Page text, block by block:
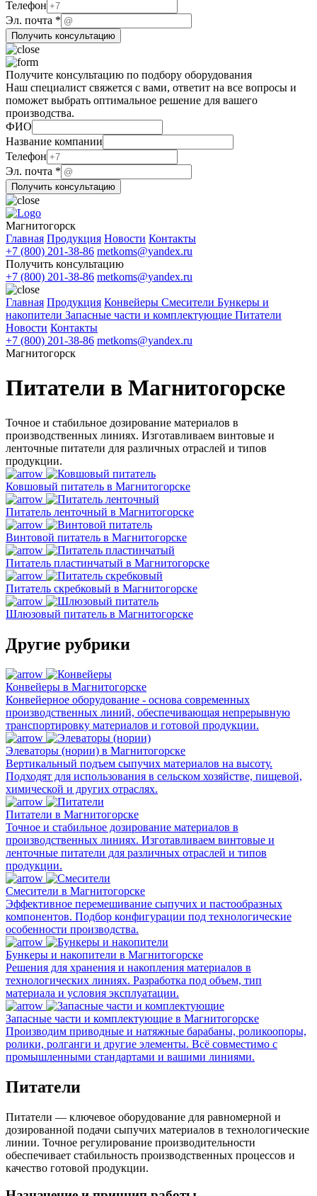
Эл.
Название
Телефон
Эл. почта *
Получить консультацию
Получите консультацию по подбору оборудования
Наш специалист свяжется с вами, ответит на все вопросы и
поможет выбрать оптимальное решение для вашего
производства.
ФИО
Название компании
Телефон
компании
Название
Эл.
Эл. почта *
Получить консультацию
Магнитогорск
Главная Продукция Новости Контакты
+7 (800) 201-38-86 metkoms@yandex.ru
Получить консультацию
+7 (800) 201-38-86 metkoms@yandex.ru
Главная Продукция Конвейеры Смесители Бункеры и
накопители Запасные части и комплектующие Питатели
Новости Контакты
+7 (800) 201-38-86 metkoms@yandex.ru
Магнитогорск
Питатели в Магнитогорске
Точное и стабильное дозирование материалов в
производственных линиях. Изготавливаем винтовые и
ленточные питатели для различных отраслей и типов
продукции.
Ковшовый питатель в Магнитогорске
Питатель ленточный в Магнитогорске
Винтовой питатель в Магнитогорске
Питатель пластинчатый в Магнитогорске
Питатель скребковый в Магнитогорске
Шлюзовый питатель в Магнитогорске
Другие рубрики
Конвейеры в Магнитогорске
Конвейерное оборудование - основа современных
производственных линий, обеспечивающая непрерывную
транспортировку материалов и готовой продукции.
Элеваторы (нории) в Магнитогорске
Вертикальный подъем сыпучих материалов на высоту.
Подходят для использования в сельском хозяйстве, пищевой,
химической и других отраслях.
Питатели в Магнитогорске
Точное и стабильное дозирование материалов в
производственных линиях. Изготавливаем винтовые и
ленточные питатели для различных отраслей и типов
продукции.
Смесители в Магнитогорске
Эффективное перемешивание сыпучих и пастообразных
компонентов. Подбор конфигурации под технологические
особенности производства.
Бункеры и накопители в Магнитогорске
Решения для хранения и накопления материалов в
технологических линиях. Разработка под объем, тип
материала и условия эксплуатации.
Запасные части и комплектующие в Магнитогорске
Производим приводные и натяжные барабаны, роликоопоры,
ролики, ролганги и другие элементы. Всё совместимо с
промышленными стандартами и вашими линиями.
Питатели
Питатели — ключевое оборудование для равномерной и
дозированной подачи сыпучих материалов в технологические
линии. Точное регулирование производительности
обеспечивает стабильность производственных процессов и
качество готовой продукции.